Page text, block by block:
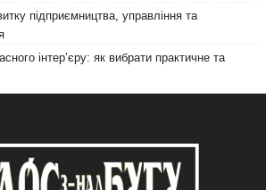
підприємництва, управління та
інтер’єру: як вибрати практичне та